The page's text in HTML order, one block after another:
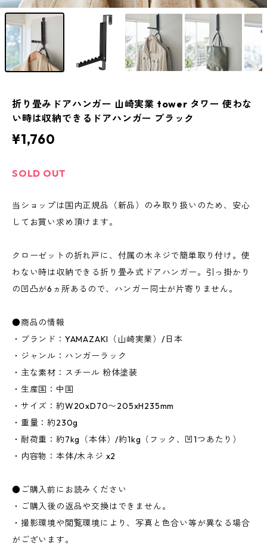
折り畳みドアハンガー 山崎実業 tower タワー 使わな
い時は収納できるドアハンガー ブラック
¥1,760
SOLD OUT
当ショップは国内正規品（新品）のみ取り扱いのため、安心
してお買い求め頂けます。
クローゼットの折れ戸に、付属の木ネジで簡単取り付け。使
わない時は収納できる折り畳み式ドアハンガー。引っ掛かり
の凹凸が6ヵ所あるので、ハンガー同士が片寄りません。
●商品の情報
・ブランド：YAMAZAKI（山崎実業）/日本
・ジャンル：ハンガーラック
・主な素材：スチール 粉体塗装
・生産国：中国
・サイズ：約W20xD70〜205xH235mm
・重量：約230g
・耐荷重：約7kg（本体）/約1kg（フック、凹1つあたり）
・内容物：本体/木ネジ x2
●ご購入前にお読みください
・ご購入後の返品や交換はできません。
・撮影環境や閲覧環境により、写真と色合い等が異なる場合
がございます。